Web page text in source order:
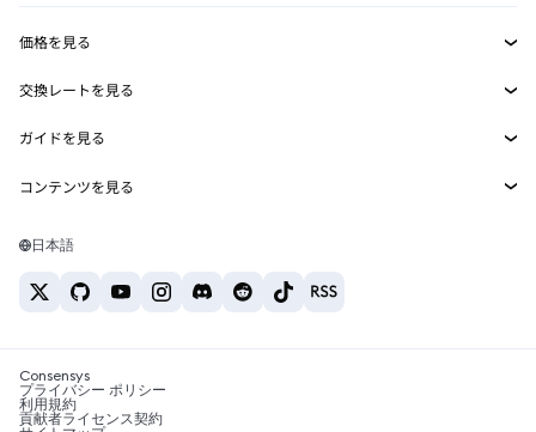
MetaMask Connect
Snaps
Web3サービス
セキュリティ
サポート
キャリア
お問い合わせ
価格を見る
イーサリアムの価格
Solanaの価格
Tetherの価格
交換レートを見る
ETH→USD
USDT→INR
BTC→INR
ETH→USDT
ガイドを見る
ETHの購入
USDTの購入
SHIBの購入
BNBの購入
コンテンツを見る
Solanaウォレット
税制関連ニュース
暗号資産の購入方法は？
日本語
Consensys
プライバシー ポリシー
利用規約
貢献者ライセンス契約